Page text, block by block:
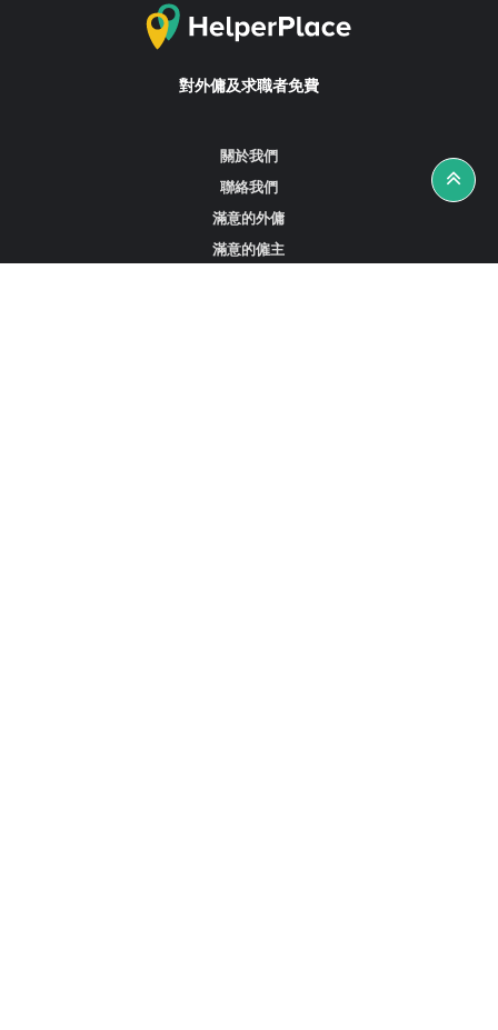
對外傭及求職者免費
關於我們
聯絡我們
滿意的外傭
滿意的僱主